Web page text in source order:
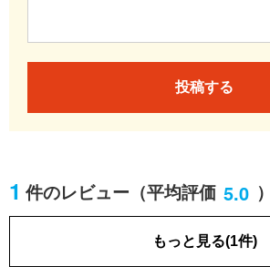
投稿する
1 件のレビュー （平均評価 5.0 ）
ＩＴ・広告・マスコミ女性／50代
もっと見る(1件)